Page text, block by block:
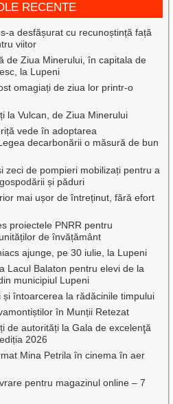
RECENTE
a desfășurat cu recunoștință față
viitor
de Ziua Minerului, în capitala de
la Lupeni
omagiați de ziua lor printr-o
la Vulcan, de Ziua Minerului
vede în adoptarea
decarbonării o măsură de bun
zeci de pompieri mobilizați pentru a
și păduri
mai ușor de întreținut, fără efort
proiectele PNRR pentru
de învățământ
ajunge, pe 30 iulie, la Lupeni
Lacul Balaton pentru elevi de la
municipiul Lupeni
și întoarcerea la rădăcinile timpului
în Munții Retezat
de autorități la Gala de excelenţă
2026
Mina Petrila în cinema în aer
pentru magazinul online – 7